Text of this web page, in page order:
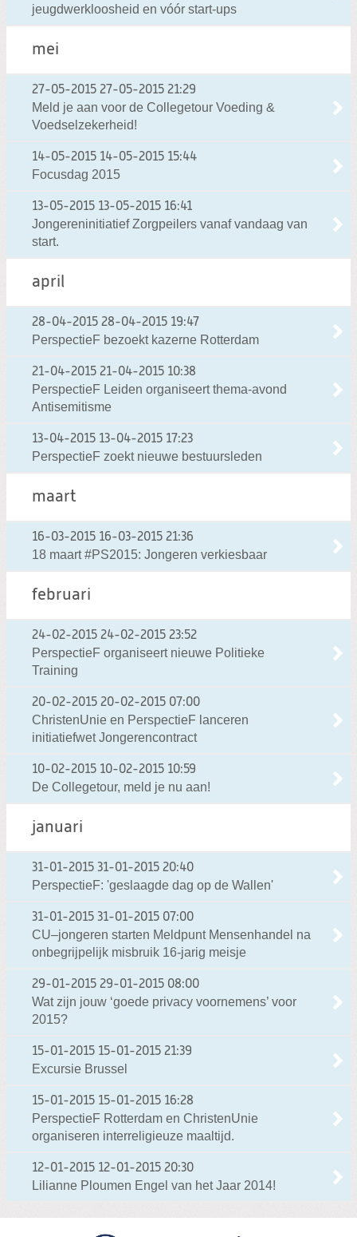
jeugdwerkloosheid en vóór start-ups
mei
27-05-2015 27-05-2015 21:29
Meld je aan voor de Collegetour Voeding &
Voedselzekerheid!
14-05-2015 14-05-2015 15:44
Focusdag 2015
13-05-2015 13-05-2015 16:41
Jongereninitiatief Zorgpeilers vanaf vandaag van
start.
april
28-04-2015 28-04-2015 19:47
PerspectieF bezoekt kazerne Rotterdam
21-04-2015 21-04-2015 10:38
PerspectieF Leiden organiseert thema-avond
Antisemitisme
13-04-2015 13-04-2015 17:23
PerspectieF zoekt nieuwe bestuursleden
maart
16-03-2015 16-03-2015 21:36
18 maart #PS2015: Jongeren verkiesbaar
februari
24-02-2015 24-02-2015 23:52
PerspectieF organiseert nieuwe Politieke
Training
20-02-2015 20-02-2015 07:00
ChristenUnie en PerspectieF lanceren
initiatiefwet Jongerencontract
10-02-2015 10-02-2015 10:59
De Collegetour, meld je nu aan!
januari
31-01-2015 31-01-2015 20:40
PerspectieF: 'geslaagde dag op de Wallen'
31-01-2015 31-01-2015 07:00
CU–jongeren starten Meldpunt Mensenhandel na
onbegrijpelijk misbruik 16-jarig meisje
29-01-2015 29-01-2015 08:00
Wat zijn jouw ‘goede privacy voornemens’ voor
2015?
15-01-2015 15-01-2015 21:39
Excursie Brussel
15-01-2015 15-01-2015 16:28
PerspectieF Rotterdam en ChristenUnie
organiseren interreligieuze maaltijd.
12-01-2015 12-01-2015 20:30
Lilianne Ploumen Engel van het Jaar 2014!